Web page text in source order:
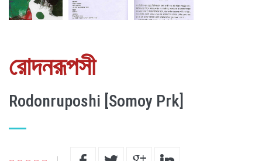
রোদনরূপসী
Rodonruposhi [Somoy Prk]